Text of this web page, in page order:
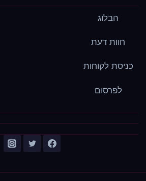
הבלוג
חוות דעת
כניסת לקוחות
לפרסום